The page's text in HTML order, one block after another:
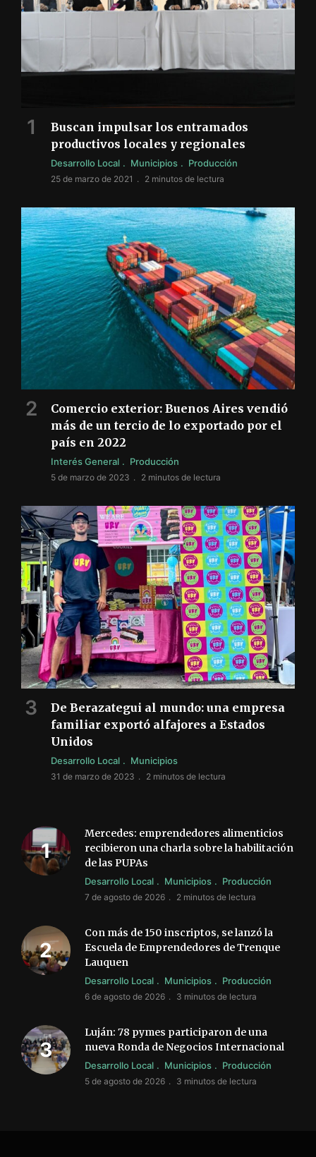
Buscan impulsar los entramados
productivos locales y regionales
Desarrollo Local Municipios Producción
25 de marzo de 2021 2 minutos de lectura
Comercio exterior: Buenos Aires vendió
más de un tercio de lo exportado por el
país en 2022
Interés General Producción
5 de marzo de 2023 2 minutos de lectura
De Berazategui al mundo: una empresa
familiar exportó alfajores a Estados
Unidos
Desarrollo Local Municipios
31 de marzo de 2023 2 minutos de lectura
Mercedes: emprendedores alimenticios
recibieron una charla sobre la habilitación
de las PUPAs
Desarrollo Local Municipios Producción
7 de agosto de 2026 2 minutos de lectura
Con más de 150 inscriptos, se lanzó la
Escuela de Emprendedores de Trenque
Lauquen
Desarrollo Local Municipios Producción
6 de agosto de 2026 3 minutos de lectura
Luján: 78 pymes participaron de una
nueva Ronda de Negocios Internacional
Desarrollo Local Municipios Producción
5 de agosto de 2026 3 minutos de lectura